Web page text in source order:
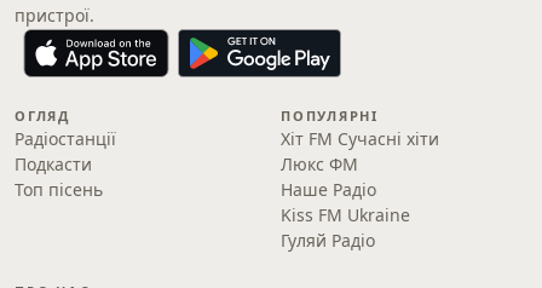
пристрої.
ОГЛЯД
Радіостанції
Подкасти
Топ пісень
ПОПУЛЯРНІ
Хіт FM Сучасні хіти
Люкс ФМ
Наше Радіо
Kiss FM Ukraine
Гуляй Радіо